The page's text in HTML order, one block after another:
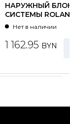
НАРУЖНЫЙ
СИСТЕМЫ
WZ09HSS/N1-
Нет в наличии
1 162.95 BYN